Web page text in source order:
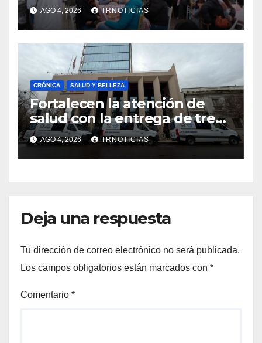
economía local con positivo
impacto en la hotelería y el
emprendimiento
AGO 4, 2026 TRNOTICIAS
CRÓNICA SALUD Y BELLEZA
Fortalecen la atención de
salud con la entrega de tres
nuevas ambulancias para
Cauquenes y Sagrada Familia
AGO 4, 2026 TRNOTICIAS
Deja una respuesta
Tu dirección de correo electrónico no será publicada.
Los campos obligatorios están marcados con *
Comentario *